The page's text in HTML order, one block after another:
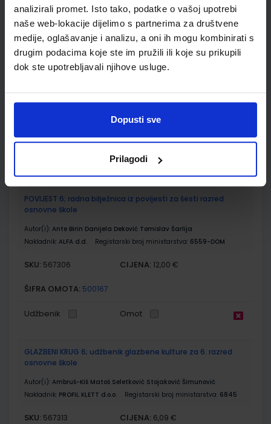
analizirali promet. Isto tako, podatke o vašoj upotrebi
naše web-lokacije dijelimo s partnerima za društvene
medije, oglašavanje i analizu, a oni ih mogu kombinirati s
drugim podacima koje ste im pružili ili koje su prikupili
dok ste upotrebljavali njihove usluge.
Dopusti sve
Prilagodi
Udžbenik Omot
POVIJEST 6; udžbenik iz povijesti za šesti razred osnovne
škole
ŠIFRA OMOTA:500179
Omot
POVIJEST 6; radna bilježnica iz povijesti za šesti razred
osnovne škole
Autor(i): Ante Birin Danijela Deković Tomislav Šarlija
Nakladnik: ALFA d.d. Registarski broj ministarstva: 6559-DOM
SKU: 567306 CIJENA: 12,00 €
ŠIFRA OMOTA: 500167
Udžbenik Omot
GLAZBENI KRUG 6; udžbenik glazbene kulture za 6. razred
osnovne škole
Autor(i): Ambruš-Kiš Matoš Seletković Stojaković Šimunović
Nakladnik: PROFIL KLETT d.o.o. Registarski broj ministarstva: 6845
SKU: 567313 CIJENA: 6,09 €